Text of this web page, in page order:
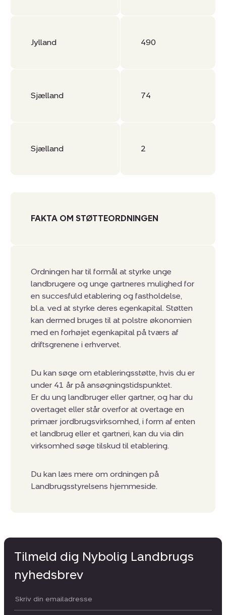
Jylland 490
Sjælland 74
Sjælland 2
FAKTA OM STØTTEORDNINGEN
Ordningen har til formål at styrke unge
landbrugere og unge gartneres mulighed for
en succesfuld etablering og fastholdelse,
bl.a. ved at styrke deres egenkapital. Støtten
kan dermed bruges til at polstre økonomien
med en forhøjet egenkapital på tværs af
driftsgrenene i erhvervet.
Du kan søge om etableringsstøtte, hvis du er
under 41 år på ansøgningstidspunktet.
Er du ung landbruger eller gartner, og har du
overtaget eller står overfor at overtage en
primær jordbrugsvirksomhed, i form af enten
et landbrug eller et gartneri, kan du via din
virksomhed søge tilskud til etablering.
Du kan læs mere om ordningen på
Landbrugsstyrelsens hjemmeside.
Tilmeld dig Nybolig Landbrugs
nyhedsbrev
Din email: